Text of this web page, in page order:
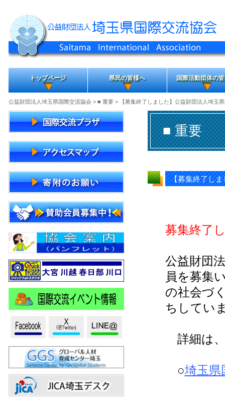
トップページ 県民の皆様へ 国際活動団体の
公益財団法人埼玉県国際交流協会> ■ 重要> 【募集終了しました】公益財団法人埼玉
■ 重要
【募集終了し
募集終了
公益財団
員を募集
の社会づ
ちしてい
詳細は
○埼玉県